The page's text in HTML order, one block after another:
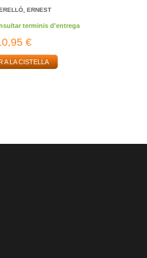
ERNEST
terminis d'entrega
€
A LA CISTELLA